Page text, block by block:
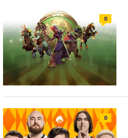
0
0